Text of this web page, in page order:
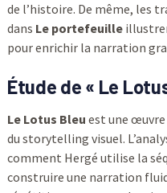
de l’histoire. De même, les
dans Le portefeuille
pour enrichir la narration
Étude de « Le
Le Lotus Bleu est une œuvre
du storytelling visuel.
comment Hergé utilise la
construire une narration